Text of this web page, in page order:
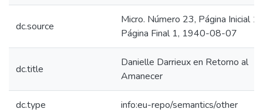
dc.source
Micro. Número 23, Página Inicial 1,
Página Final 1, 1940-08-07
dc.title
Danielle Darrieux en Retorno al
Amanecer
dc.type info:eu-repo/semantics/other